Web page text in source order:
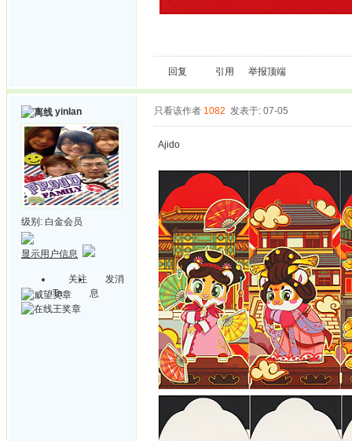
回复 引用 举报顶端
yinlan
级别: 白金会员
显示用户信息
关注
Ta
发消
息
只看该作者 1082 发表于: 07-05
Ajido